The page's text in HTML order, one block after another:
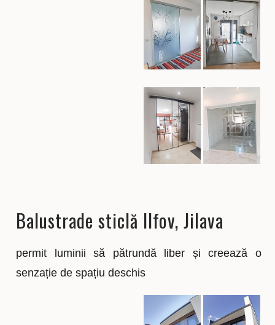
Balustrade sticlă Ilfov, Jilava
permit luminii să pătrundă liber și creează o
senzație de spațiu deschis